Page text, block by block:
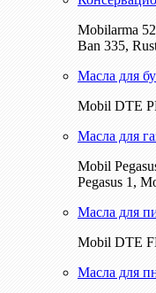
Mobilarma
Ban 335,
Масла для
Mobil DTE
Масла для
Mobil
Pegasus 1,
Масла для
Mobil DTE
Масла для